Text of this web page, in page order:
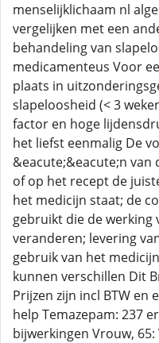
menselijklichaam nl
vergelijken met een
behandeling van
medicamenteus Voor
plaats in
slapeloosheid (< 3
factor en hoge
het liefst eenmalig De
&eacute;&eacute;n
of op het recept de
het medicijn staat; de
gebruikt die de werking
veranderen; levering
gebruik van het
kunnen verschillen Dit
Prijzen zijn incl BTW en
help Temazepam: 237
bijwerkingen Vrouw,